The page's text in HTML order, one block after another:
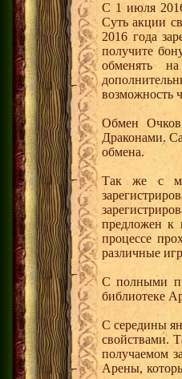
С 1 июля
Суть акции
2016 года
получите
обменять
возможность
Обмен Очков
Драконами.
обмена.
Так же с
предложен к
процессе
различные
С полными
библиотеке
С середины
свойствами.
получаемом
Арены,